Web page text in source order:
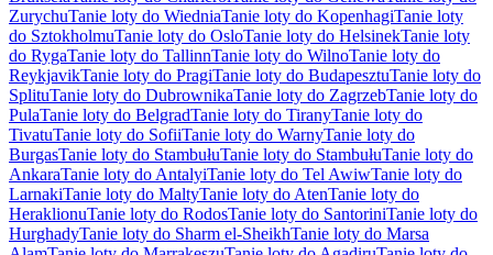
ZurychuTanie loty do WiedniaTanie loty do KopenhagiTanie loty
do SztokholmuTanie loty do OsloTanie loty do HelsinekTanie loty
do RygaTanie loty do TallinnTanie loty do WilnoTanie loty do
ReykjavikTanie loty do PragiTanie loty do BudapesztuTanie loty do
SplituTanie loty do DubrownikaTanie loty do ZagrzebTanie loty do
PulaTanie loty do BelgradTanie loty do TiranyTanie loty do
TivatuTanie loty do SofiiTanie loty do WarnyTanie loty do
BurgasTanie loty do StambułuTanie loty do StambułuTanie loty do
AnkaraTanie loty do AntalyiTanie loty do Tel AwiwTanie loty do
LarnakiTanie loty do MaltyTanie loty do AtenTanie loty do
HeraklionuTanie loty do RodosTanie loty do SantoriniTanie loty do
HurghadyTanie loty do Sharm el-SheikhTanie loty do Marsa